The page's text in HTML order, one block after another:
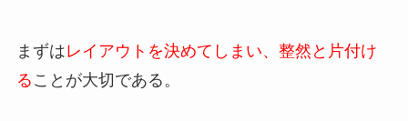
まずはレイアウトを決めてしまい、整然と片付け
る ことが大切である。